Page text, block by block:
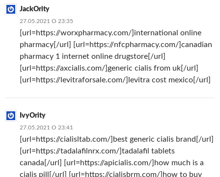
JackOrity
27.05.2021 О 23:35
[url=https://worxpharmacy.com/]international online
pharmacy[/url] [url=https://nfcpharmacy.com/]canadian
pharmacy 1 internet online drugstore[/url]
[url=https://axcialis.com/]generic cialis from uk[/url]
[url=https://levitraforsale.com/]levitra cost mexico[/url]
IvyOrity
27.05.2021 О 23:41
[url=https://cialisltab.com/]best generic cialis brand[/url]
[url=https://tadalafilnrx.com/]tadalafil tablets
canada[/url] [url=https://apicialis.com/]how much is a
cialis pill[/url] [url=https://cialisbrm.com/]how to buy